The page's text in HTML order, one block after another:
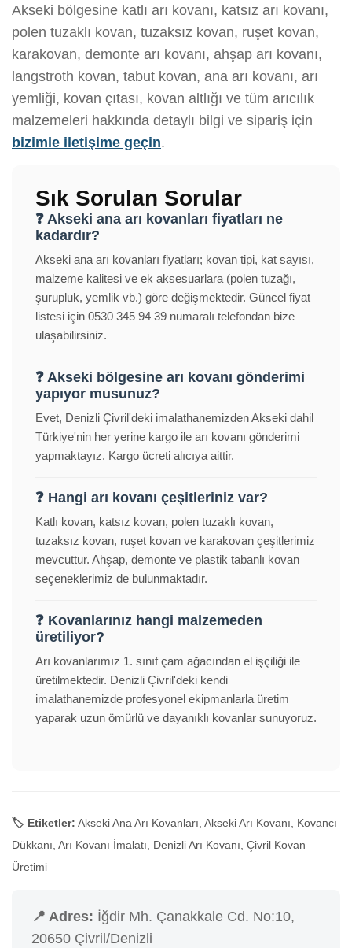
Akseki bölgesine katlı arı kovanı, katsız arı kovanı,
polen tuzaklı kovan, tuzaksız kovan, ruşet kovan,
karakovan, demonte arı kovanı, ahşap arı kovanı,
langstroth kovan, tabut kovan, ana arı kovanı, arı
yemliği, kovan çıtası, kovan altlığı ve tüm arıcılık
malzemeleri hakkında detaylı bilgi ve sipariş için
bizimle iletişime geçin.
Sık Sorulan Sorular
❓ Akseki ana arı kovanları fiyatları ne
kadardır?
Akseki ana arı kovanları fiyatları; kovan tipi, kat sayısı,
malzeme kalitesi ve ek aksesuarlara (polen tuzağı,
şurupluk, yemlik vb.) göre değişmektedir. Güncel fiyat
listesi için 0530 345 94 39 numaralı telefondan bize
ulaşabilirsiniz.
❓ Akseki bölgesine arı kovanı gönderimi
yapıyor musunuz?
Evet, Denizli Çivril'deki imalathanemizden Akseki dahil
Türkiye'nin her yerine kargo ile arı kovanı gönderimi
yapmaktayız. Kargo ücreti alıcıya aittir.
❓ Hangi arı kovanı çeşitleriniz var?
Katlı kovan, katsız kovan, polen tuzaklı kovan,
tuzaksız kovan, ruşet kovan ve karakovan çeşitlerimiz
mevcuttur. Ahşap, demonte ve plastik tabanlı kovan
seçeneklerimiz de bulunmaktadır.
❓ Kovanlarınız hangi malzemeden
üretiliyor?
Arı kovanlarımız 1. sınıf çam ağacından el işçiliği ile
üretilmektedir. Denizli Çivril'deki kendi
imalathanemizde profesyonel ekipmanlarla üretim
yaparak uzun ömürlü ve dayanıklı kovanlar sunuyoruz.
🏷️ Etiketler: Akseki Ana Arı Kovanları, Akseki Arı Kovanı, Kovancı
Dükkanı, Arı Kovanı İmalatı, Denizli Arı Kovanı, Çivril Kovan
Üretimi
📍 Adres: İğdir Mh. Çanakkale Cd. No:10,
20650 Çivril/Denizli